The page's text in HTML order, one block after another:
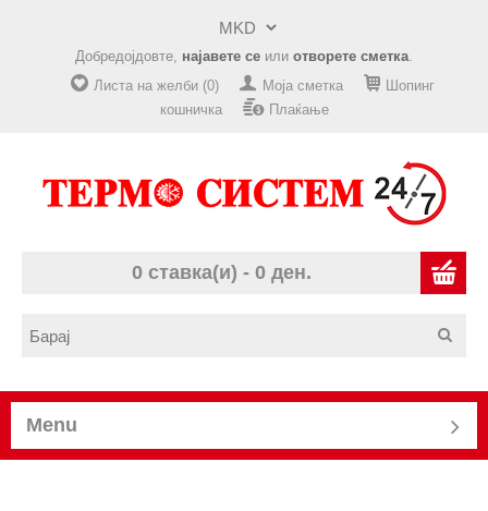
Добредојдовте, најавете се или отворете сметка.
Листа на желби (0)
Моја сметка
Шопинг
кошничка
Плаќање
0 ставка(и) - 0 ден.
Menu